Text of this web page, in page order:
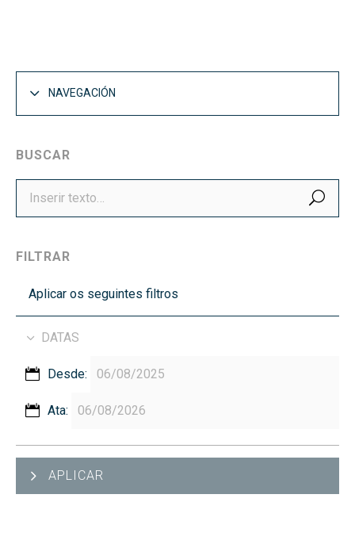
NAVEGACIÓN
BUSCAR
FILTRAR
Aplicar os seguintes filtros
DATAS
Desde:
Ata:
APLICAR